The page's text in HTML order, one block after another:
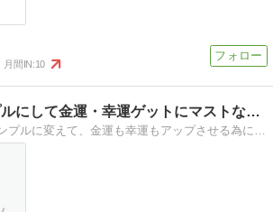
月間IN:10
部屋をシンプルにして金運・幸運ゲットにマストな本読んでみたよ
家と暮らしをシンプルに変えて、金運も幸運もアップさせる為に参考にした本を紹介。本で刺激を受けて我が暮らしもシンプルに！の軌跡。